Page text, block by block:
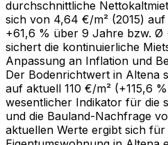
durchschnittliche
sich von 4,64 €/m² (2015)
+61,6 % über 9 Jahre bzw. Ø
sichert die kontinuierliche
Anpassung an Inflation und
Der Bodenrichtwert in Altena
auf aktuell 110 €/m² (+115,6
wesentlicher Indikator für die
und die Bauland-Nachfrage
aktuellen Werte ergibt sich für